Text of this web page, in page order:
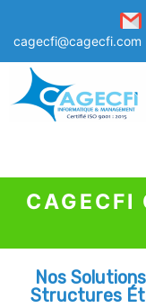
cagecfi@cagecfi.com
Nos
Structures